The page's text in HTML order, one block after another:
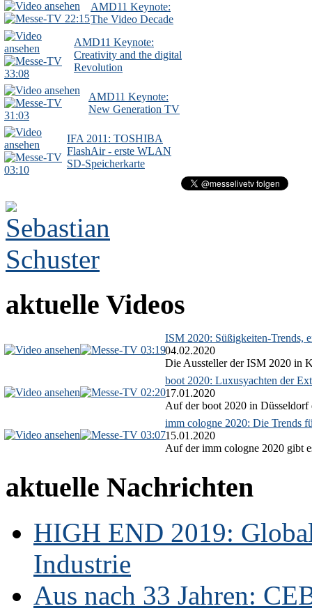
22:15
AMD11 Keynote:
The Video Decade
33:08
AMD11 Keynote:
Creativity and the digital
Revolution
31:03
AMD11 Keynote:
New Generation TV
03:10
IFA 2011: TOSHIBA
FlashAir - erste WLAN
SD-Speicherkarte
aktuelle Videos
03:19
ISM 2020: Süßigkeiten-Trends,
04.02.2020
Die Aussteller der ISM 2020 in
02:20
boot 2020: Luxusyachten der
17.01.2020
Auf der boot 2020 in Düsseldorf
03:07
imm cologne 2020: Die Trends
15.01.2020
Auf der imm cologne 2020 gibt
aktuelle Nachrichten
HIGH END 2019:
Industrie
Aus nach 33 Jahren: